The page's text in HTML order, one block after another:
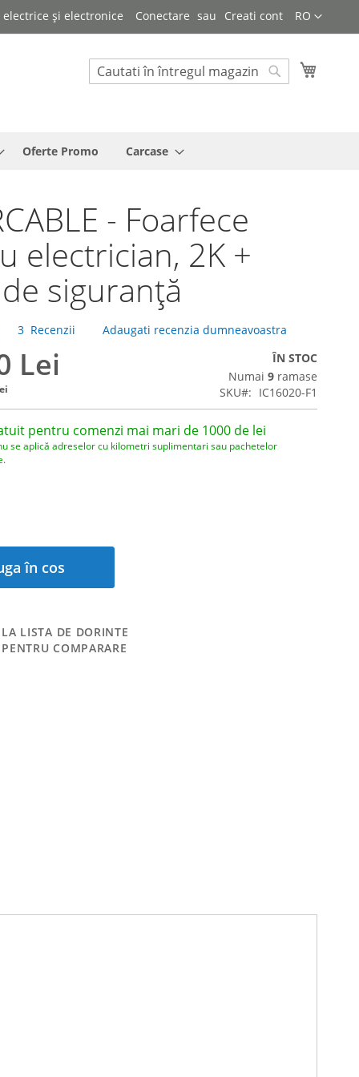
Limba
RO
și electronice Conectare Creati cont
Cautare
Oferte Promo Carcase
- Foarfece
electrician, 2K +
siguranță
3 Recenzii Adaugati recenzia dumneavoastra
Lei
ÎN STOC
Numai 9 ramase
SKU
IC16020-F1
pentru comenzi mai mari de 1000 de lei
se aplică adreselor cu kilometri suplimentari sau pachetelor
în cos
LISTA DE DORINTE
COMPARARE